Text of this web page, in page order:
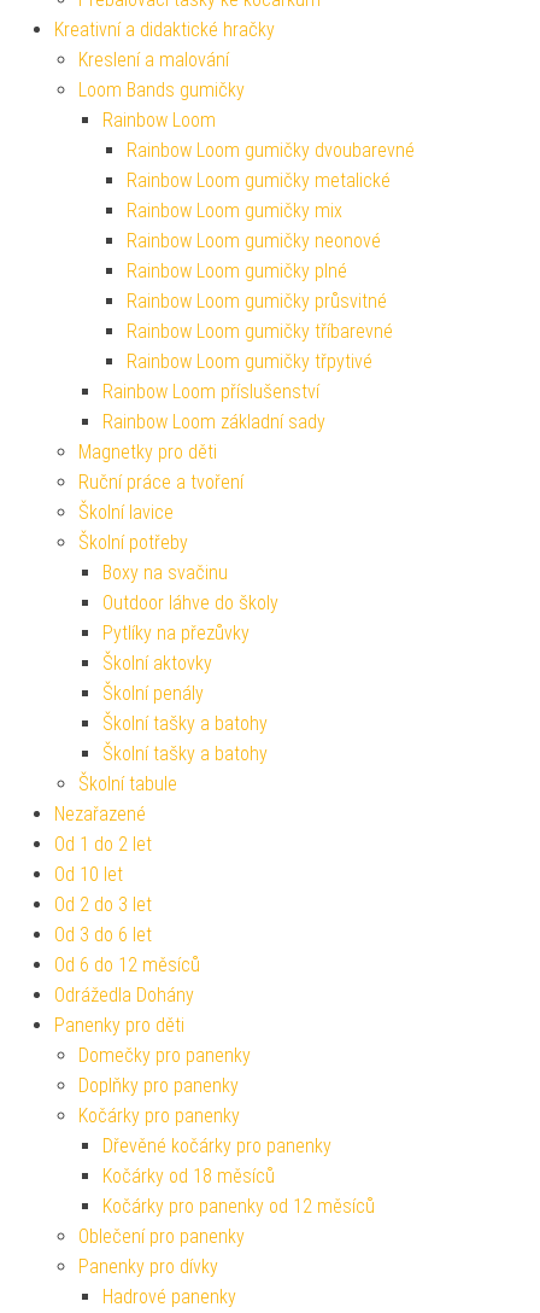
Kreativní a didaktické hračky
Kreslení a malování
Loom Bands gumičky
Rainbow Loom
Rainbow Loom gumičky dvoubarevné
Rainbow Loom gumičky metalické
Rainbow Loom gumičky mix
Rainbow Loom gumičky neonové
Rainbow Loom gumičky plné
Rainbow Loom gumičky průsvitné
Rainbow Loom gumičky tříbarevné
Rainbow Loom gumičky třpytivé
Rainbow Loom příslušenství
Rainbow Loom základní sady
Magnetky pro děti
Ruční práce a tvoření
Školní lavice
Školní potřeby
Boxy na svačinu
Outdoor láhve do školy
Pytlíky na přezůvky
Školní aktovky
Školní penály
Školní tašky a batohy
Školní tašky a batohy
Školní tabule
Nezařazené
Od 1 do 2 let
Od 10 let
Od 2 do 3 let
Od 3 do 6 let
Od 6 do 12 měsíců
Odrážedla Dohány
Panenky pro děti
Domečky pro panenky
Doplňky pro panenky
Kočárky pro panenky
Dřevěné kočárky pro panenky
Kočárky od 18 měsíců
Kočárky pro panenky od 12 měsíců
Oblečení pro panenky
Panenky pro dívky
Hadrové panenky